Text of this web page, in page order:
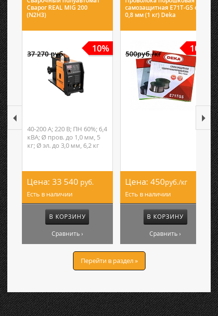
Сварог REAL MIG 200
(N2H3)
10%
37 270 руб.
40-200 А; 220 В; ПН 60%; 6,4
кВА; Ø пров. до 1,0 мм, 5
кг; Ø эл. до 3,0 мм, 6,2 кг
Цена: 33 540 руб.
Есть в наличии
В КОРЗИНУ
Сравнить ›
самозащитная E71T-GS ф
0,8 мм (1 кг) Deka
10%
500руб./кг
Цена: 450руб./кг
Есть в наличии
В КОРЗИНУ
Сравнить ›
Перейти в раздел »